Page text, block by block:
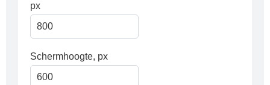
px
Schermhoogte, px